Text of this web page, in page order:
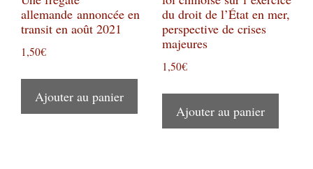
allemande annoncée en
transit en août 2021
1,50€
Ajouter au panier
du droit de l’État en mer,
perspective de crises
majeures
1,50€
Ajouter au panier